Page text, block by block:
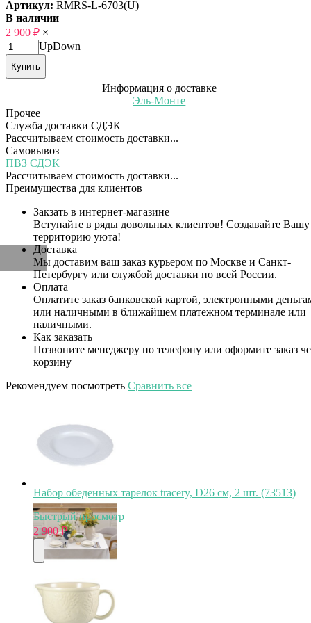
Артикул: RMRS-L-6703(U)
В наличии
2 900 ₽ ×
UpDown
Купить
Информация о доставке
Эль-Монте
Прочее
Служба доставки СДЭК
Рассчитываем стоимость доставки...
Самовывоз
ПВЗ СДЭК
Рассчитываем стоимость доставки...
Преимущества для клиентов
Закзать в интернет-магазине
Вступайте в ряды довольных клиентов! Создавайте Вашу
территорию уюта!
Доставка
Мы доставим ваш заказ курьером по Москве и Санкт-
Петербургу или службой доставки по всей России.
Оплата
Оплатите заказ банковской картой, электронными
или наличными в ближайшем платежном терминале или
наличными.
Как заказать
Позвоните менеджеру по телефону или оформите заказ
корзину
Рекомендуем посмотреть Сравнить все
Набор обеденных тарелок tracery, D26 см, 2 шт. (73513)
Быстрый просмотр
2 900₽